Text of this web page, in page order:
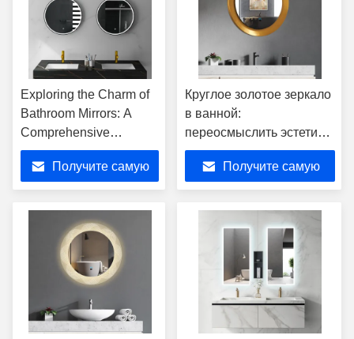
Exploring the Charm of
Bathroom Mirrors: A
Comprehensive
Analysis of Advantages
and Diverse Application
Scenarios
Получите самую
Круглое золотое зеркало
в ванной:
переосмыслить эстетику
пространства, пролить
свет на изысканную
повседневную жизнь
Получите самую